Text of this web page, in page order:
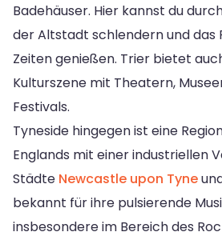
Badehäuser. Hier kannst du
der Altstadt schlendern und das
Zeiten genießen. Trier bietet
Kulturszene mit Theatern,
Festivals.
Tyneside hingegen ist eine
Englands mit einer industriellen
Städte Newcastle upon Tyne
bekannt für ihre pulsierende
insbesondere im Bereich des